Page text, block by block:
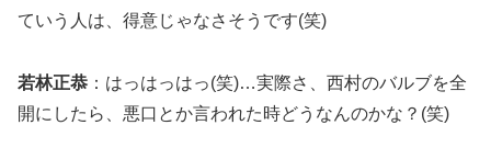
ていう人は、得意じゃなさそうです(笑)
若林正恭 ：はっはっはっ(笑)…実際さ、西村のバルブを全
開にしたら、悪口とか言われた時どうなんのかな？(笑)